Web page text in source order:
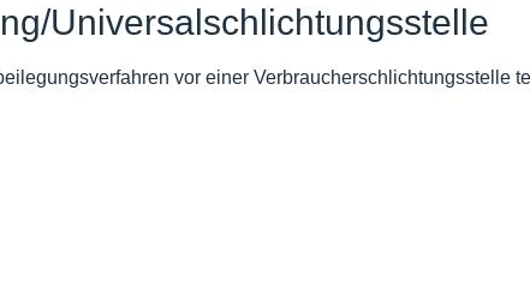
Universal­schlichtungs­stelle
vor einer Verbraucherschlichtungsstelle